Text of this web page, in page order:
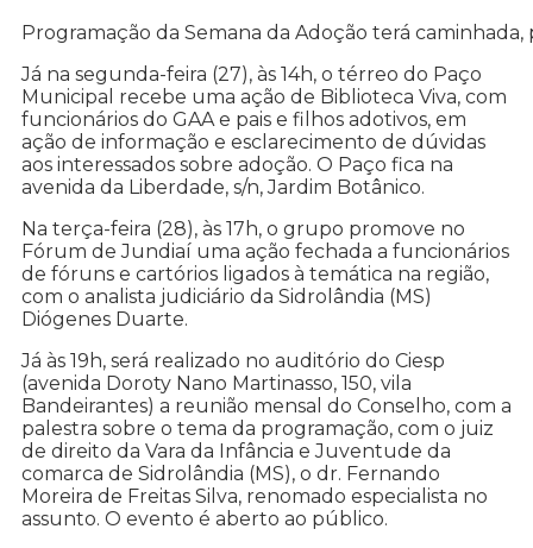
Programação da Semana da Adoção terá
Já na segunda-feira (27), às 14h, o térreo do Paço
Municipal recebe uma ação de Biblioteca Viva, com
funcionários do GAA e pais e filhos adotivos, em
ação de informação e esclarecimento de dúvidas
aos interessados sobre adoção. O Paço fica na
avenida da Liberdade, s/n, Jardim Botânico.
Na terça-feira (28), às 17h, o grupo promove no
Fórum de Jundiaí uma ação fechada a funcionários
de fóruns e cartórios ligados à temática na região,
com o analista judiciário da Sidrolândia (MS)
Diógenes Duarte.
Já às 19h, será realizado no auditório do Ciesp
(avenida Doroty Nano Martinasso, 150, vila
Bandeirantes) a reunião mensal do Conselho, com a
palestra sobre o tema da programação, com o juiz
de direito da Vara da Infância e Juventude da
comarca de Sidrolândia (MS), o dr. Fernando
Moreira de Freitas Silva, renomado especialista no
assunto. O evento é aberto ao público.